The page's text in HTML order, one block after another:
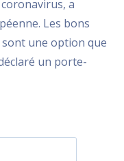
a
Les bons
une option que
un porte-